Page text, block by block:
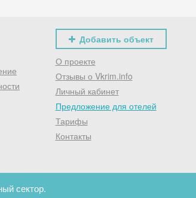
Добавить объект
О проекте
Отзывы о Vkrim.info
Личный кабинет
Предложение для отелей
Тарифы
Контакты
сектор.